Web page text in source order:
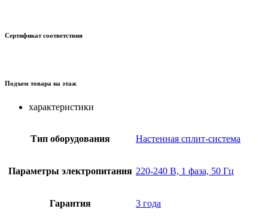
Сертификат соответствия
Подъем товара на этаж
характеристики
Тип оборудования Настенная сплит-система
Параметры электропитания 220-240 В, 1 фаза, 50 Гц
Гарантия 3 года